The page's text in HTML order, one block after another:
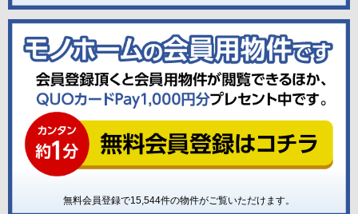
無料会員登録で15,544件の物件がご覧いただけます。